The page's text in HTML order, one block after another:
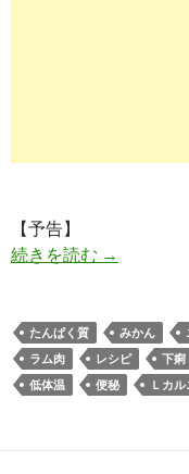
【予告】
続きを読む 低体温を
→
たんぱく質 みかん
ラム肉
レシピ 下痢
低体温
便秘 Ｌカ